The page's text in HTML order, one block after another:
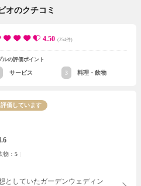
オのクチコミ
4.50 (254件)
ルの評価ポイント
サービス 3 料理・飲物
価しています
物： 5
としていたガーデンウェディン